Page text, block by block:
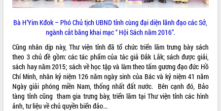
VIDEO
Không có file video nào để phát.
Bà H’Yim Kđok – Phó Chủ tịch UBND tỉnh cùng đại diện lãnh đạo các Sở,
ngành cắt băng khai mạc “ Hội Sách năm 2016”.
Cũng nhân dịp này, Thư viện tỉnh đã tổ chức triển lãm trưng bày sách
theo 3 chủ đề gồm: các tác phẩm của tác giả Đắk Lắk; sách được giải,
sách hay năm 2015; sách về học tập và làm theo tấm gương đạo đức Hồ
Chí Minh, nhân kỷ niệm 126 năm ngày sinh của Bác và kỷ niệm 41 năm
Ngày giải phóng miền Nam, thống nhất đất nước. Bên cạnh đó, Bảo
tàng tỉnh cũng tham gia trưng bày, triển lãm tại Thư viện tỉnh các hình
ảnh, tư liệu về chủ quyền biển đảo...